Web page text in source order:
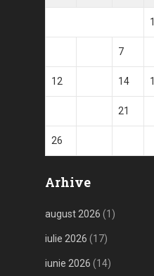
1
7
12 14
21
26
Arhive
august 2026 (1)
iulie 2026 (17)
iunie 2026 (14)